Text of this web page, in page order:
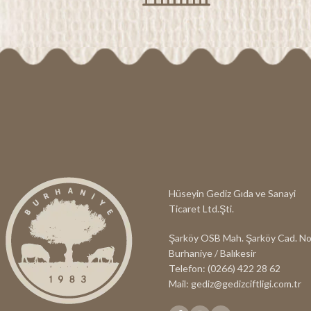
bilgi ve
Keçi Topak
Kekikli Keçi
sizlere
Hüseyin Gediz Gıda ve Sanayi
Ticaret Ltd.Şti.
Şarköy OSB Mah. Şarköy Cad.
Burhaniye / Balıkesir
Telefon: (0266) 422 28 62
Mail: gediz@gedizciftligi.com.tr